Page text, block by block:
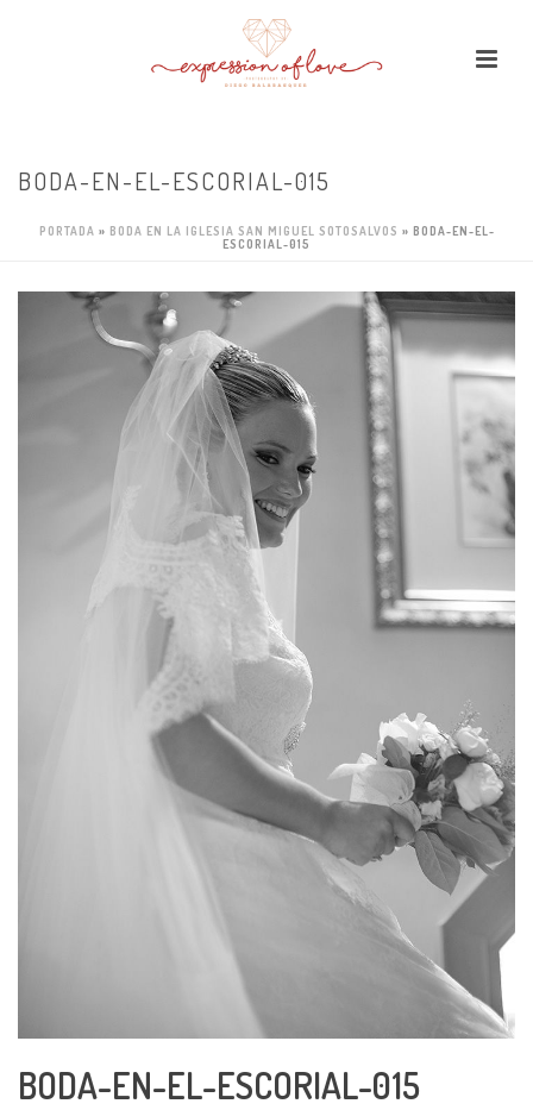
BODA-EN-EL-ESCORIAL-015
PORTADA » BODA EN LA IGLESIA SAN MIGUEL SOTOSALVOS » BODA-EN-EL-
ESCORIAL-015
BODA-EN-EL-ESCORIAL-015